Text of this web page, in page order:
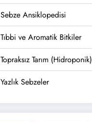
Sebze Ansiklopedisi
Tıbbi ve Aromatik Bitkiler
Topraksız Tarım (Hidroponik)
Yazlık Sebzeler